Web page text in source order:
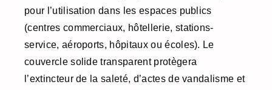
pour l’utilisation dans les espaces publics
(centres commerciaux, hôtellerie, stations-
service, aéroports, hôpitaux ou écoles). Le
couvercle solide transparent protègera
l’extincteur de la saleté, d’actes de vandalisme et